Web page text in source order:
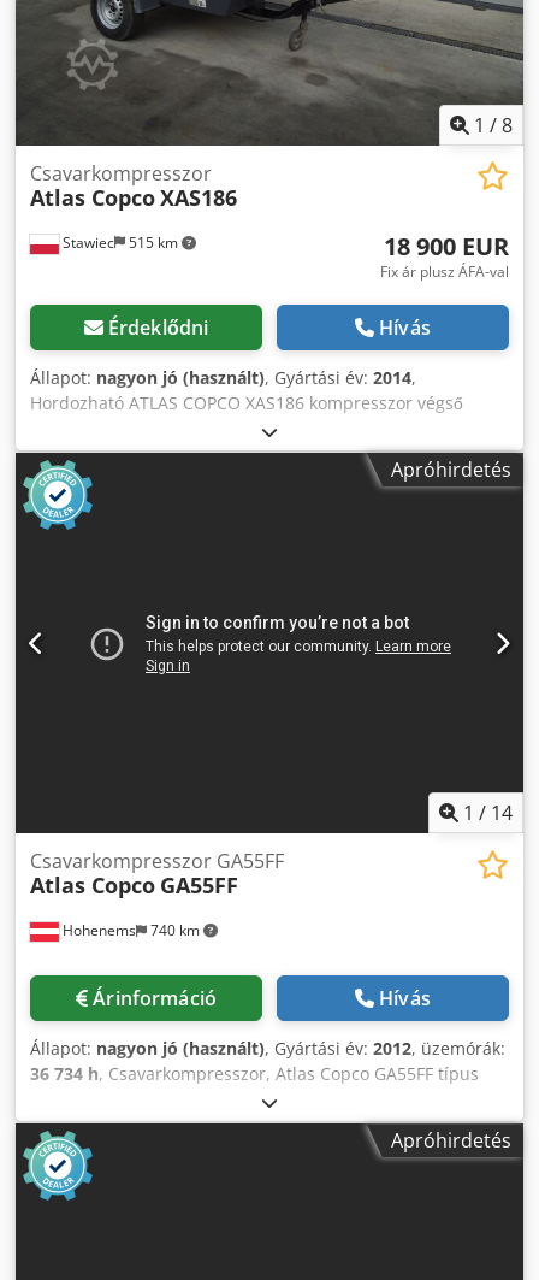
1 /8
Stawiec 515 km
Csavarkompresszor
Atlas CopcoXAS186
18 900 EUR
Fix ár plusz ÁFA-val
Érdeklődni Hívás
Állapot: nagyon jó (használt), Gyártási év: 2014,
Hordozható ATLAS COPCO XAS186 kompresszor végső
hűtővel, teljes szerviz után. Műszaki adatok: Teljesítmény:
11,10 m3/perc; Munkanyomás: 7 bar; Cjdeyfnwgjpfx Anzjha
Gyártási év: 2014 Motor: DEUTZ Futásteljesítmény: A
kompresszor teljesen működőképes, azonnal munkára
kész, garanciával. Nettó ár: 79 500 PLN Bruttó ár: 97 785
Apróhirdetés
1 / 14
Hohenems 740 km
Csavarkompresszor GA55FF
Atlas Copco GA55FF
Árinformáció Hívás
Állapot: nagyon jó (használt), Gyártási év: 2012, üzemórák:
36 734 h, Csavarkompresszor, Atlas Copco GA55FF típus
Beépített szárítóval Chedpfxszphrwj Anzoa 55 kW 9,80 bar
8,87 m³/perc Gyártási év: 2012 Üzemeltetési óra: 36 734
Apróhirdetés